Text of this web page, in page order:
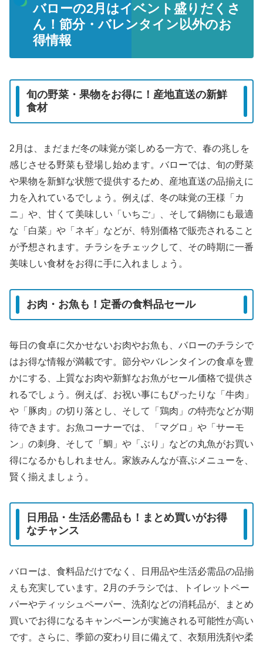
バローの2月はイベント盛りだくさ
ん！節分・バレンタイン以外のお
得情報
旬の野菜・果物をお得に！産地直送の新鮮
食材
2月は、まだまだ冬の味覚が楽しめる一方で、春の兆しを
感じさせる野菜も登場し始めます。バローでは、旬の野菜
や果物を新鮮な状態で提供するため、産地直送の品揃えに
力を入れているでしょう。例えば、冬の味覚の王様「カ
ニ」や、甘くて美味しい「いちご」、そして鍋物にも最適
な「白菜」や「ネギ」などが、特別価格で販売されること
が予想されます。チラシをチェックして、その時期に一番
美味しい食材をお得に手に入れましょう。
お肉・お魚も！定番の食料品セール
毎日の食卓に欠かせないお肉やお魚も、バローのチラシで
はお得な情報が満載です。節分やバレンタインの食卓を豊
かにする、上質なお肉や新鮮なお魚がセール価格で提供さ
れるでしょう。例えば、お祝い事にもぴったりな「牛肉」
や「豚肉」の切り落とし、そして「鶏肉」の特売などが期
待できます。お魚コーナーでは、「マグロ」や「サーモ
ン」の刺身、そして「鯛」や「ぶり」などの丸魚がお買い
得になるかもしれません。家族みんなが喜ぶメニューを、
賢く揃えましょう。
日用品・生活必需品も！まとめ買いがお得
なチャンス
バローは、食料品だけでなく、日用品や生活必需品の品揃
えも充実しています。2月のチラシでは、トイレットペー
パーやティッシュペーパー、洗剤などの消耗品が、まとめ
買いでお得になるキャンペーンが実施される可能性が高い
です。さらに、季節の変わり目に備えて、衣類用洗剤や柔